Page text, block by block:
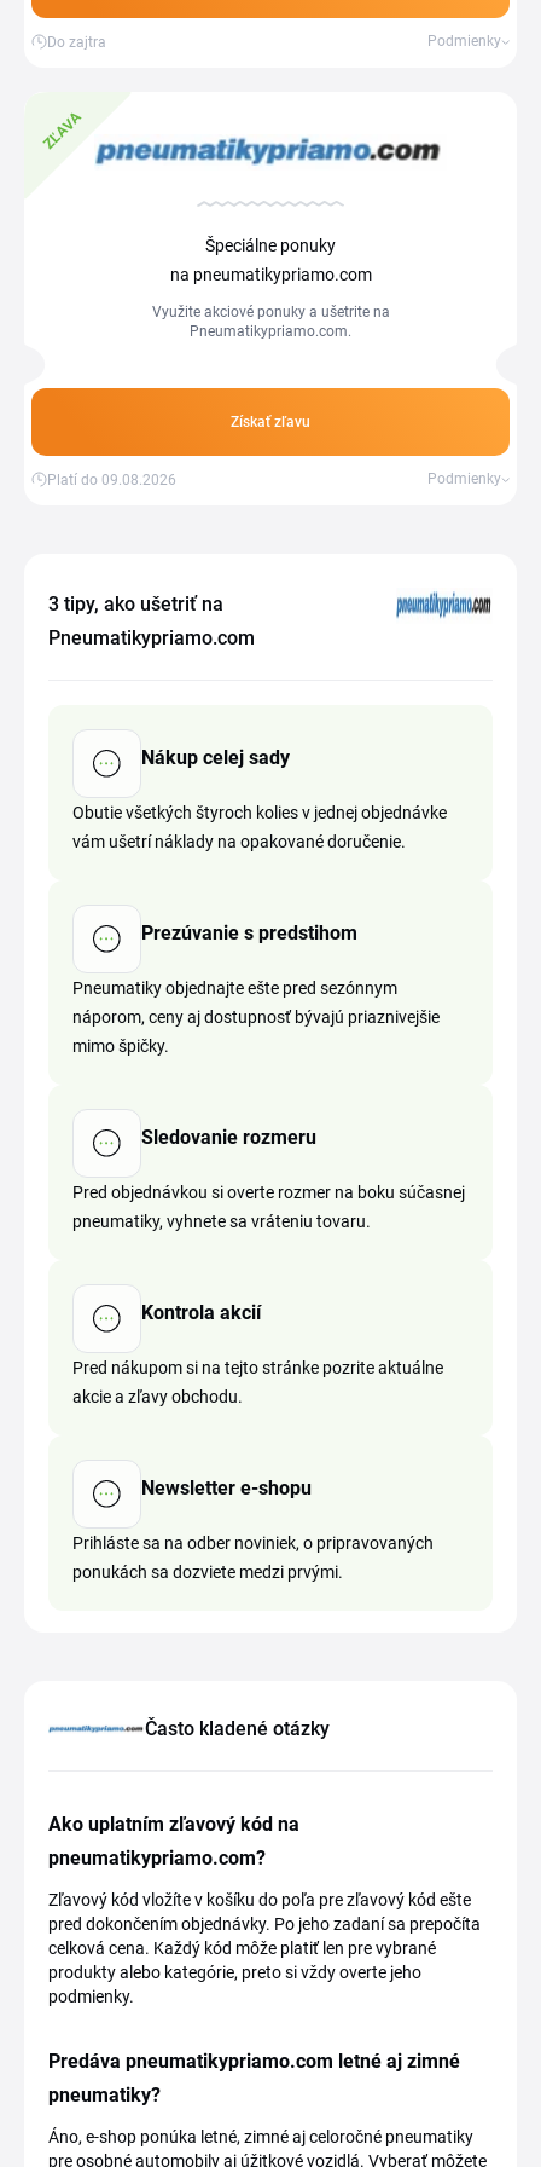
Do zajtra Podmienky
ZĽAVA
Špeciálne ponuky
na pneumatikypriamo.com
Využite akciové ponuky a ušetrite na
Pneumatikypriamo.com.
Získať zľavu
Platí do 09.08.2026 Podmienky
3 tipy, ako ušetriť na
Pneumatikypriamo.com
Nákup celej sady
Obutie všetkých štyroch kolies v jednej objednávke
vám ušetrí náklady na opakované doručenie.
Prezúvanie s predstihom
Pneumatiky objednajte ešte pred sezónnym
náporom, ceny aj dostupnosť bývajú priaznivejšie
mimo špičky.
Sledovanie rozmeru
Pred objednávkou si overte rozmer na boku súčasnej
pneumatiky, vyhnete sa vráteniu tovaru.
Kontrola akcií
Pred nákupom si na tejto stránke pozrite aktuálne
akcie a zľavy obchodu.
Newsletter e-shopu
Prihláste sa na odber noviniek, o pripravovaných
ponukách sa dozviete medzi prvými.
Často kladené otázky
Ako uplatním zľavový kód na
pneumatikypriamo.com?
Zľavový kód vložíte v košíku do poľa pre zľavový kód ešte
pred dokončením objednávky. Po jeho zadaní sa prepočíta
celková cena. Každý kód môže platiť len pre vybrané
produkty alebo kategórie, preto si vždy overte jeho
podmienky.
Predáva pneumatikypriamo.com letné aj zimné
pneumatiky?
Áno, e-shop ponúka letné, zimné aj celoročné pneumatiky
pre osobné automobily aj úžitkové vozidlá. Vyberať môžete